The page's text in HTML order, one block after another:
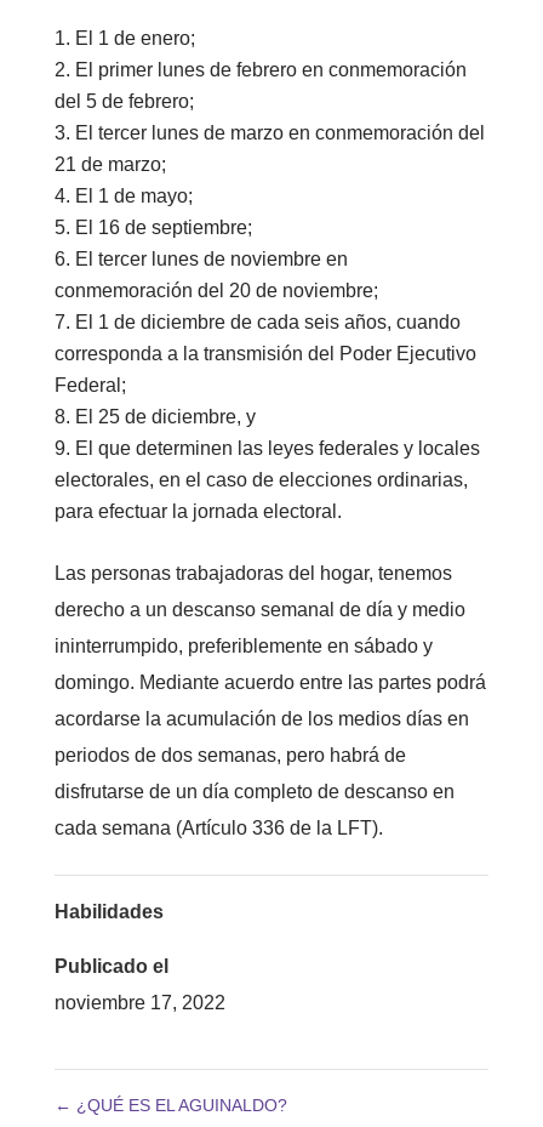
El 1 de enero;
El primer lunes de febrero en conmemoración
del 5 de febrero;
El tercer lunes de marzo en conmemoración del
21 de marzo;
El 1 de mayo;
El 16 de septiembre;
El tercer lunes de noviembre en
conmemoración del 20 de noviembre;
El 1 de diciembre de cada seis años, cuando
corresponda a la transmisión del Poder Ejecutivo
Federal;
El 25 de diciembre, y
El que determinen las leyes federales y locales
electorales, en el caso de elecciones ordinarias,
para efectuar la jornada electoral.
Las personas trabajadoras del hogar, tenemos
derecho a un descanso semanal de día y medio
ininterrumpido, preferiblemente en sábado y
domingo. Mediante acuerdo entre las partes podrá
acordarse la acumulación de los medios días en
periodos de dos semanas, pero habrá de
disfrutarse de un día completo de descanso en
cada semana (Artículo 336 de la LFT).
Habilidades
Publicado el
noviembre 17, 2022
← ¿QUÉ ES EL AGUINALDO?